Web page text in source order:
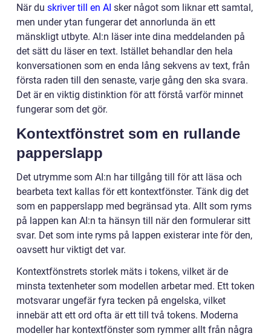
När du skriver till en AI sker något som liknar ett samtal,
men under ytan fungerar det annorlunda än ett
mänskligt utbyte. AI:n läser inte dina meddelanden på
det sätt du läser en text. Istället behandlar den hela
konversationen som en enda lång sekvens av text, från
första raden till den senaste, varje gång den ska svara.
Det är en viktig distinktion för att förstå varför minnet
fungerar som det gör.
Kontextfönstret som en rullande
papperslapp
Det utrymme som AI:n har tillgång till för att läsa och
bearbeta text kallas för ett kontextfönster. Tänk dig det
som en papperslapp med begränsad yta. Allt som ryms
på lappen kan AI:n ta hänsyn till när den formulerar sitt
svar. Det som inte ryms på lappen existerar inte för den,
oavsett hur viktigt det var.
Kontextfönstrets storlek mäts i tokens, vilket är de
minsta textenheter som modellen arbetar med. Ett token
motsvarar ungefär fyra tecken på engelska, vilket
innebär att ett ord ofta är ett till två tokens. Moderna
modeller har kontextfönster som rymmer allt från några